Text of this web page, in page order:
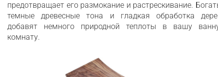
предотвращает его размокание и растрескивание.
темные древесные тона и гладкая обработка
добавят немного природной теплоты в вашу
комнату.